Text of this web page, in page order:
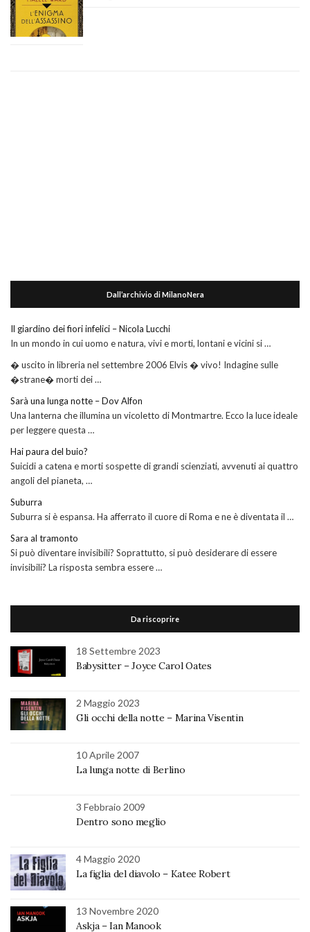
Dall’archivio di MilanoNera
Il giardino dei fiori infelici – Nicola Lucchi
In un mondo in cui uomo e natura, vivi e morti, lontani e vicini si …
� uscito in libreria nel settembre 2006 Elvis � vivo! Indagine sulle
�strane� morti dei …
Sarà una lunga notte – Dov Alfon
Una lanterna che illumina un vicoletto di Montmartre. Ecco la luce ideale
per leggere questa …
Hai paura del buio?
Suicidi a catena e morti sospette di grandi scienziati, avvenuti ai quattro
angoli del pianeta, …
Suburra
Suburra si è espansa. Ha afferrato il cuore di Roma e ne è diventata il …
Sara al tramonto
Si può diventare invisibili? Soprattutto, si può desiderare di essere
invisibili? La risposta sembra essere …
Da riscoprire
18 Settembre 2023
Babysitter – Joyce Carol Oates
2 Maggio 2023
Gli occhi della notte – Marina Visentin
10 Aprile 2007
La lunga notte di Berlino
3 Febbraio 2009
Dentro sono meglio
4 Maggio 2020
La figlia del diavolo – Katee Robert
13 Novembre 2020
Askja – Ian Manook